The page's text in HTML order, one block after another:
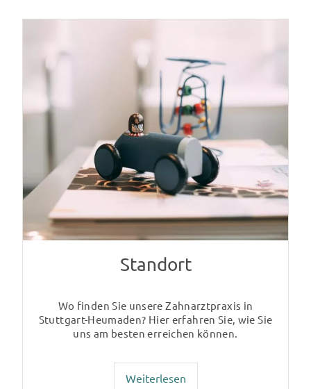
Standort
Wo finden Sie unsere Zahnarztpraxis in
Stuttgart-Heumaden? Hier erfahren Sie, wie Sie
uns am besten erreichen können.
Weiterlesen